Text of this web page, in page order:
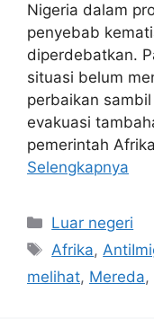
Nigeria dalam
penyebab
diperdebatkan.
situasi belum
perbaikan
evakuasi
pemerintah
Selengkapnya
Kategori
Luar negeri
Tag
Afrika,
melihat, Mereda,